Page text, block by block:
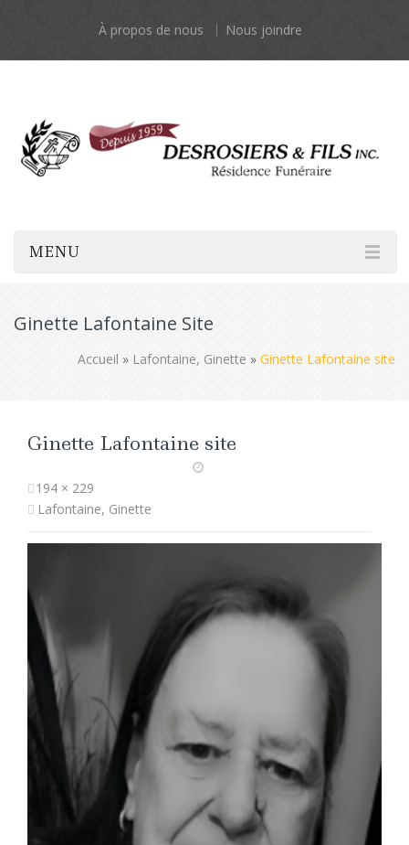
À propos de nous Nous joindre
MENU
Ginette Lafontaine Site
Accueil » Lafontaine, Ginette » Ginette Lafontaine site
Ginette Lafontaine site
194 × 229
Lafontaine, Ginette